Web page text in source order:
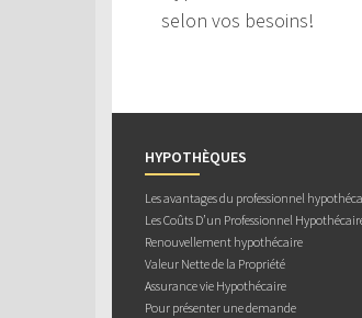
selon vos besoins!
HYPOTHÈQUES
Les avantages du professionnel
Les Coûts D’un Professionnel
Renouvellement hypothécaire
Valeur Nette de la Propriété
Assurance vie Hypothécaire
Pour présenter une demande